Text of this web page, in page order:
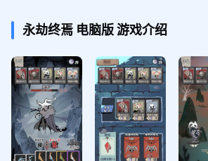
永劫终焉 电脑版游戏介绍